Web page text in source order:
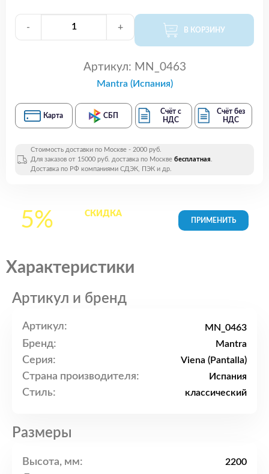
- + В КОРЗИНУ
Артикул: MN_0463
Mantra (Испания)
Карта СБП
Счёт с
НДС
Счёт без
НДС
Стоимость доставки по Москве - 2000 руб.
Для заказов от 15000 руб. доставка по Москве бесплатная.
Доставка по РФ компаниями СДЭК, ПЭК и др.
5% СКИДКАна все
Характеристики
Артикул и бренд
Артикул: MN_0463
Бренд: Mantra
Серия: Viena (Pantalla)
Страна производителя: Испания
Стиль: классический
Размеры
Высота, мм: 2200